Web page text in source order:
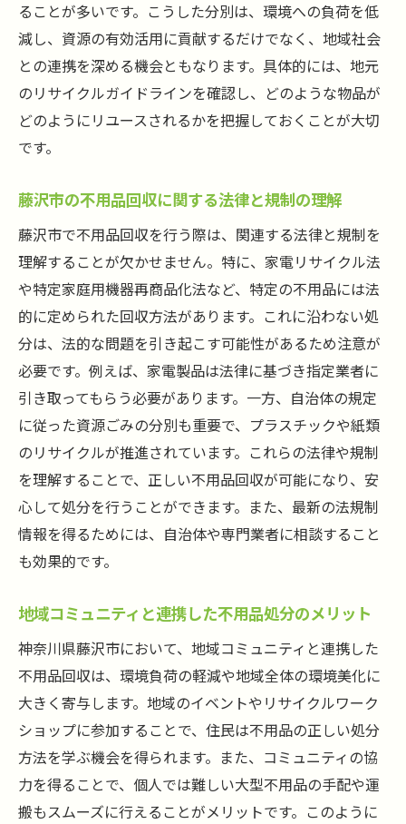
藤沢市特有の不用品回収ルールとその背景
不用品回収トラブルを避けるためのポイン
ト
地域住民としての不用品回収への参加意識
点
信頼できる不用品回収業者の選び方
藤沢市での不用品回収業者の比較と口コミ
活用法
不用品回収業者と契約する際のチェックポ
イント
業者選定で注意すべき法的な要件と規制
藤沢市内での不用品回収業者のサービス内
容と料金
地域密着型の不用品回収業者を選ぶメリッ
ト
地域社会と環境を考慮した不用品回収の新しい
トレンド
地域イベントを活用した不用品回収の新潮
流
サステナブルな不用品処分方法の提案
地域活性化を促す不用品シェアリングの可
能性
不用品回収を通じた地域コミュニティの形
成
藤沢市で注目される環境保護活動と不用品
ることが多いです。こうした分別は、環境への負荷を低
減し、資源の有効活用に貢献するだけでなく、地域社会
との連携を深める機会ともなります。具体的には、地元
のリサイクルガイドラインを確認し、どのような物品が
どのようにリユースされるかを把握しておくことが大切
です。
藤沢市の不用品回収に関する法律と規制の理解
藤沢市で不用品回収を行う際は、関連する法律と規制を
理解することが欠かせません。特に、家電リサイクル法
や特定家庭用機器再商品化法など、特定の不用品には法
的に定められた回収方法があります。これに沿わない処
分は、法的な問題を引き起こす可能性があるため注意が
必要です。例えば、家電製品は法律に基づき指定業者に
引き取ってもらう必要があります。一方、自治体の規定
に従った資源ごみの分別も重要で、プラスチックや紙類
のリサイクルが推進されています。これらの法律や規制
を理解することで、正しい不用品回収が可能になり、安
心して処分を行うことができます。また、最新の法規制
情報を得るためには、自治体や専門業者に相談すること
も効果的です。
地域コミュニティと連携した不用品処分のメリット
神奈川県藤沢市において、地域コミュニティと連携した
不用品回収は、環境負荷の軽減や地域全体の環境美化に
大きく寄与します。地域のイベントやリサイクルワーク
ショップに参加することで、住民は不用品の正しい処分
方法を学ぶ機会を得られます。また、コミュニティの協
力を得ることで、個人では難しい大型不用品の手配や運
搬もスムーズに行えることがメリットです。このように